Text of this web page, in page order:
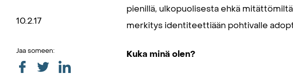
10.2.17
Jaa someen:
pienillä, ulkopuolisesta ehkä
merkitys identiteettiään pohtivalle
Kuka minä olen?